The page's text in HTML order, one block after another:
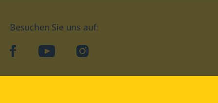
Besuchen Sie uns auf:
facebookYouTube Instagram